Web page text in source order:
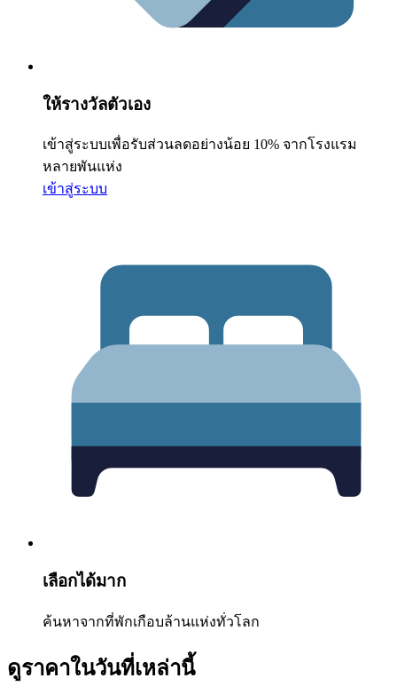
ให้รางวัลตัวเอง
เข้าสู่ระบบเพื่อรับส่วนลดอย่างน้อย 10% จากโรงแรม
หลายพันแห่ง
เข้าสู่ระบบ
เลือกได้มาก
ค้นหาจากที่พักเกือบล้านแห่งทั่วโลก
ดูราคาในวันที่เหล่านี้